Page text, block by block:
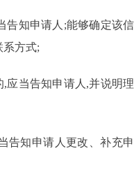
告知申请人;能够确定该信
系方式;
应当告知申请人,并说明理
告知申请人更改、补充申